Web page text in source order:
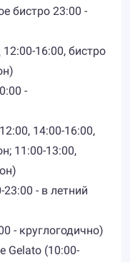
бистро 23:00 -
16:00, бистро
-
14:00-16:00,
11:00-13:00,
- в летний
- круглогодично)
Gelato (10:00-